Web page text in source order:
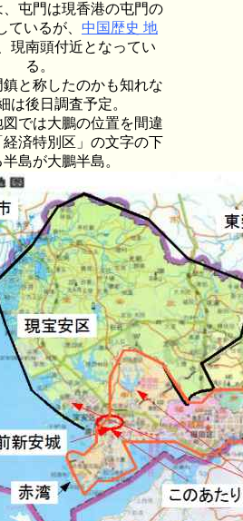
屯門は現香港の屯門の
ているが、 中国歴史 地
現南頭付近となってい
る。
と称したのかも知れな
は後日調査予定。
図では大鵬の位置を間違
経済特別区」の文字の下
島が大鵬半島。